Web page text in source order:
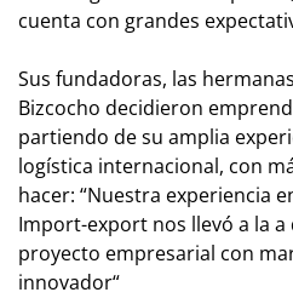
cuenta con grandes
Sus fundadoras, las
Bizcocho decidieron
partiendo de su amplia
logística internacional, con
hacer: “Nuestra experiencia
Import-export nos llevó a la
proyecto empresarial con
innovador“